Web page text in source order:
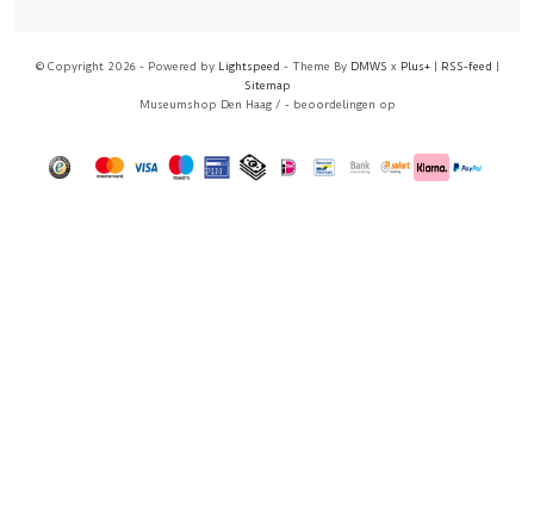
© Copyright 2026 - Powered by Lightspeed - Theme By DMWS x Plus+| RSS-feed |
Sitemap
Museumshop Den Haag / - beoordelingen op